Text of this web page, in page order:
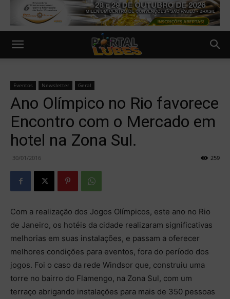
Eventos Newsletter Geral
Ano Olímpico no Rio favorece
Encontro com o Mercado em
hotel na Zona Sul.
30/01/2016 259
Com a realização dos Jogos Olímpicos, este ano no Rio
de Janeiro, os hotéis da cidade realizaram significativas
melhorias em suas instalações, e passam a oferecer
melhores condições para eventos, fora do período dos
jogos. Foi o caso da rede Windsor que, construiu uma
torre no bairro do Flamengo, na Zona Sul, com um
terraço abrigando instalações para mais de 350 pessoas